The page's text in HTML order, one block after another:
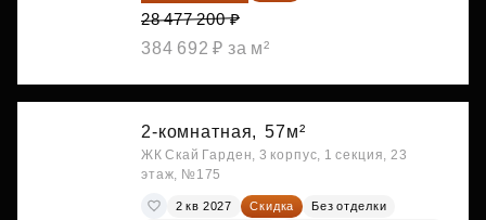
28 477 200 ₽
384 692 ₽ за м²
2-комнатная, 57м²
ЖК Скай Гарден, 3 корпус, 1 секция, 23
этаж, №175
2 кв 2027 Скидка
Без отделки